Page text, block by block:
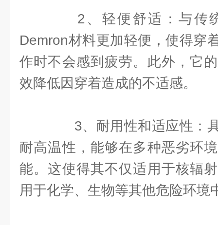
2、轻便舒适：与传
Demron材料更加轻便，使得穿
作时不会感到疲劳。此外，它
效降低因穿着造成的不适感。
3、耐用性和适应性：具
耐高温性，能够在多种恶劣环
能。这使得其不仅适用于核辐
用于化学、生物等其他危险环境